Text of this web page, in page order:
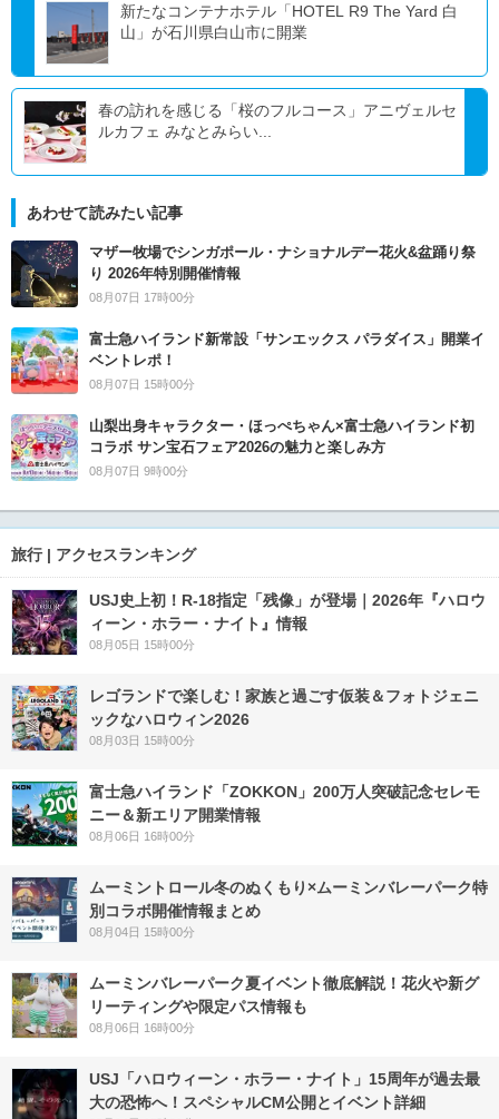
新たなコンテナホテル「HOTEL R9 The Yard 白
山」が石川県白山市に開業
春の訪れを感じる「桜のフルコース」アニヴェルセ
ルカフェ みなとみらい...
あわせて読みたい記事
マザー牧場でシンガポール・ナショナルデー花火&盆踊り祭
り 2026年特別開催情報
08月07日 17時00分
富士急ハイランド新常設「サンエックス パラダイス」開業イ
ベントレポ！
08月07日 15時00分
山梨出身キャラクター・ほっぺちゃん×富士急ハイランド初
コラボ サン宝石フェア2026の魅力と楽しみ方
08月07日 9時00分
旅行 | アクセスランキング
USJ史上初！R-18指定「残像」が登場｜2026年『ハロウ
ィーン・ホラー・ナイト』情報
08月05日 15時00分
レゴランドで楽しむ！家族と過ごす仮装＆フォトジェニ
ックなハロウィン2026
08月03日 15時00分
富士急ハイランド「ZOKKON」200万人突破記念セレモ
ニー＆新エリア開業情報
08月06日 16時00分
ムーミントロール冬のぬくもり×ムーミンバレーパーク特
別コラボ開催情報まとめ
08月04日 15時00分
ムーミンバレーパーク夏イベント徹底解説！花火や新グ
リーティングや限定パス情報も
08月06日 16時00分
USJ「ハロウィーン・ホラー・ナイト」15周年が過去最
大の恐怖へ！スペシャルCM公開とイベント詳細